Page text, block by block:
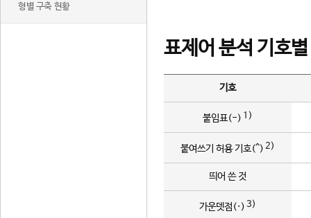
형별 구축 현황
표제어 분석 기호
기호
붙임표(-) 1)
붙여쓰기 허용 기호(^) 2)
띄어 쓴 것
가운뎃점(·) 3)